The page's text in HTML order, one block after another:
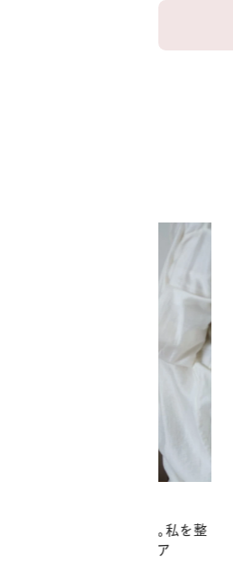
夏の髪と心が瞬時にリフレッシュ
する【大人気のドライシャンプー】